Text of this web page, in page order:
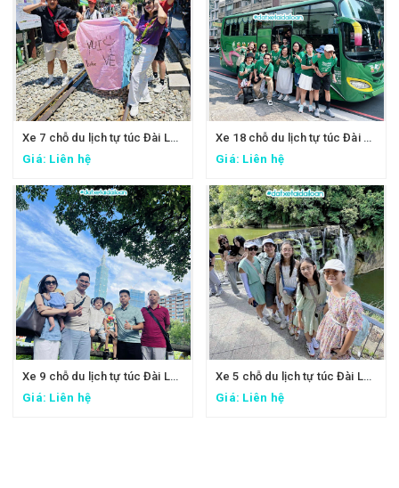
Xe 7 chỗ du lịch tự túc Đài Loan - Xe đi Thập Phần, Cửu Phần
Giá: Liên hệ
Xe 18 chỗ du lịch tự túc Đài Loan - Xe đi Đài Trung
Giá: Liên hệ
Xe 9 chỗ du lịch tự túc Đài Loan - Xe đi Taipei 101, lâu đài Mr. Brown, ngắm đảo Rùa Nghi Lan
Giá: Liên hệ
Xe 5 chỗ du lịch tự túc Đài Loan - Xe đi Thập Phần, Cửu Phần
Giá: Liên hệ